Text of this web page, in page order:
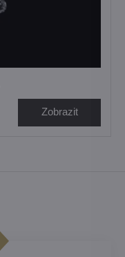
Zobrazit